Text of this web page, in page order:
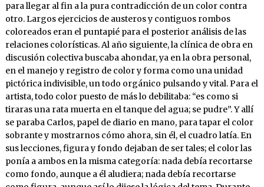
para llegar al fin a la pura contradicción de un color contra
otro. Largos ejercicios de austeros y contiguos rombos
coloreados eran el puntapié para el posterior análisis de las
relaciones colorísticas. Al año siguiente, la clínica de obra en
discusión colectiva buscaba ahondar, ya en la obra personal,
en el manejo y registro de color y forma como una unidad
pictórica indivisible, un todo orgánico pulsando y vital. Para el
artista, todo color puesto de más lo debilitaba: “es como si
tiraras una rata muerta en el tanque del agua; se pudre”. Y allí
se paraba Carlos, papel de diario en mano, para tapar el color
sobrante y mostrarnos cómo ahora, sin él, el cuadro latía. En
sus lecciones, figura y fondo dejaban de ser tales; el color las
ponía a ambos en la misma categoría: nada debía recortarse
como fondo, aunque a él aludiera; nada debía recortarse